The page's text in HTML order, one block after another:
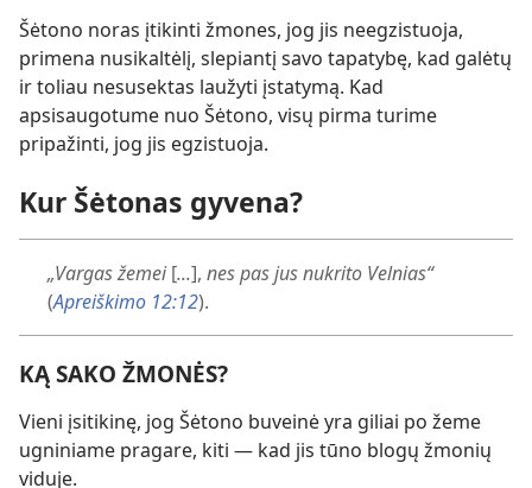
Šėtono noras įtikinti žmones, jog jis neegzistuoja,
primena nusikaltėlį, slepiantį savo tapatybę, kad galėtų
ir toliau nesusektas laužyti įstatymą. Kad
apsisaugotume nuo Šėtono, visų pirma turime
pripažinti, jog jis egzistuoja.
Kur Šėtonas gyvena?
„Vargas žemei[...], nes pas jus nukrito Velnias“
(Apreiškimo 12:12).
KĄ SAKO ŽMONĖS?
Vieni įsitikinę, jog Šėtono buveinė yra giliai po žeme
ugniniame pragare, kiti — kad jis tūno blogų žmonių
viduje.